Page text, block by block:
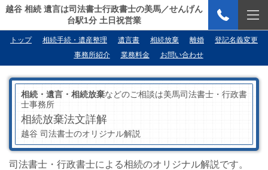
越谷 相続 遺言は司法書士行政書士の美馬／せんげん
台駅1分 土日祝営業
トップ 相続手続・遺産整理 遺言書 相続放棄 離婚
登記名義変更
事務所紹介
業務料金 お問い合わせ
相続・遺言・相続放棄などのご相談は美馬司法書士・行政書
士事務所
相続放棄法文詳解
越谷 司法書士のオリジナル解説
司法書士・行政書士による相続のオリジナル解説です。